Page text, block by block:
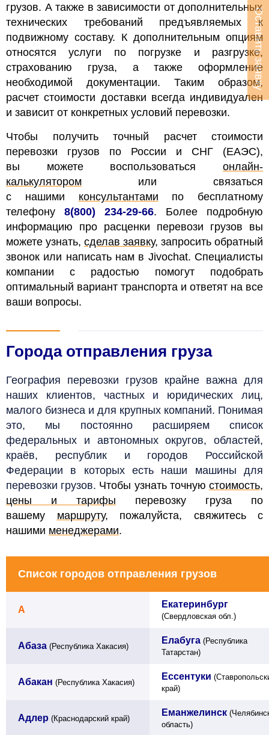
грузов. А также в зависимости от дополнительных
технических требований предъявляемых к
подвижному составу. К дополнительным опциям
относятся услуги по погрузке и разгрузке,
страхованию груза, а также оформление
необходимой документации.
Таким образом,
расчет стоимости доставки всегда индивидуален
и зависит от конкретных условий перевозки.
Чтобы получить точный расчет стоимости
перевозки грузов по России и СНГ (ЕАЭС),
вы можете воспользоваться онлайн-
калькулятором или связаться
с нашими консультантами по бесплатному
телефону 8(800) 234-29-66. Более подробную
информацию про расценки перевози грузов вы
можете узнать, сделав заявку, запросить обратный
звонок или написать нам в Jivochat. Специалисты
компании с радостью помогут подобрать
оптимальный вариант транспорта и ответят на все
ваши вопросы.
Города отправления груза
География перевозки грузов крайне важна для
наших клиентов, частных и юридических лиц,
малого бизнеса и для крупных компаний. Понимая
это, мы постоянно расширяем список
федеральных и автономных округов, областей,
краёв, республик и городов Российской
Федерации в которых есть наши машины для
перевозки грузов. Чтобы узнать точнуюстоимость,
цены и тарифы перевозку груза по
вашему маршруту, пожалуйста, свяжитесь с
нашими менеджерами.
Список городов отправления грузов
А
Екатеринбург
(Свердловская обл.)
Абаза (Республика Хакасия)
Елабуга (Республика
Татарстан)
Абакан (Республика Хакасия)
Ессентуки
край)
Адлер (Краснодарский край)
Еманжелинск
область)
Оставить заявку